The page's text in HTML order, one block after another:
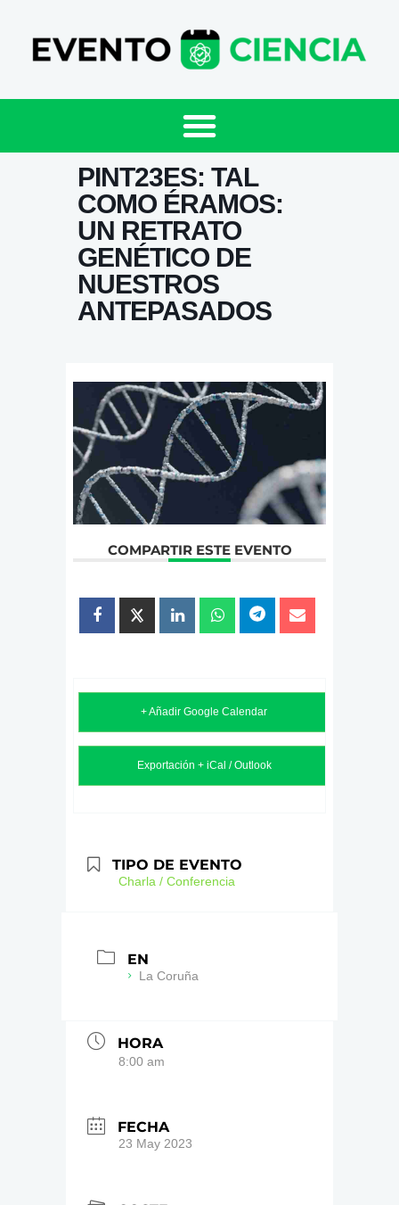
PINT23ES: TAL
COMO ÉRAMOS:
UN RETRATO
GENÉTICO DE
NUESTROS
ANTEPASADOS
COMPARTIR ESTE EVENTO
+ Añadir Google Calendar
Exportación + iCal / Outlook
TIPO DE EVENTO
Charla / Conferencia
EN
La Coruña
HORA
8:00 am
FECHA
23 May 2023